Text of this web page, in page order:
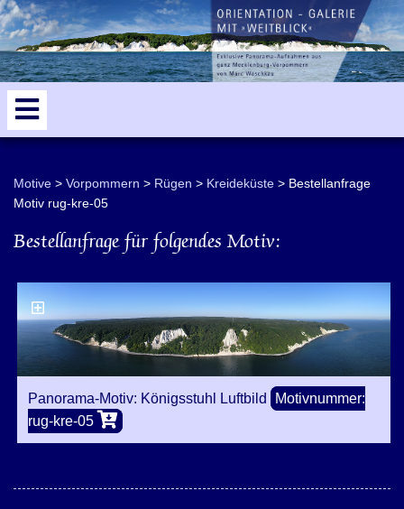
Motive Vorpommern Rügen Kreideküste
Bestellanfrage
Motiv rug-kre-05
Bestellanfrage für folgendes Motiv:
Panorama-Motiv: Königsstuhl Luftbild
Motivnummer:
rug-kre-05
5
Sassnitz
Kap Arkona
Luftbilder